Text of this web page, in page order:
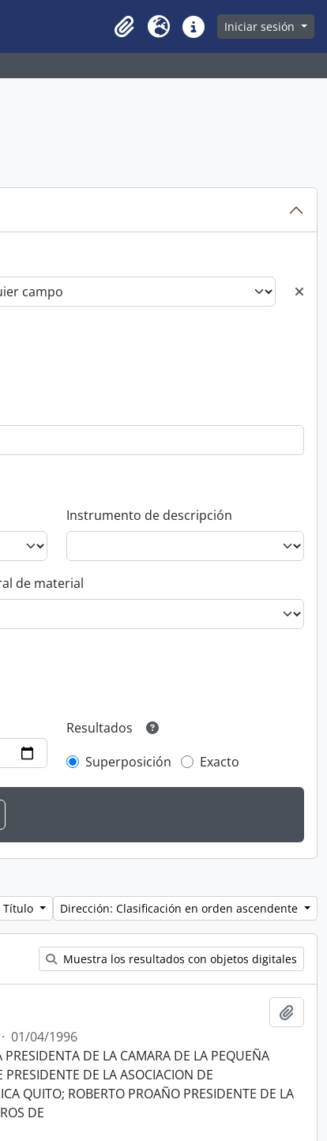
Clipboard
Idioma Enlaces rápidos
Iniciar sesión
Instrumento de descripción
de material
Resultados
Superposición
Exacto
Título
Dirección: Clasificación en orden ascendente
Muestra los resultados con objetos digitales
· 01/04/1996
DE LA CAMARA DE LA PEQUEÑA
DE LA ASOCIACION DE
QUITO; ROBERTO PROAÑO PRESIDENTE DE LA
DE